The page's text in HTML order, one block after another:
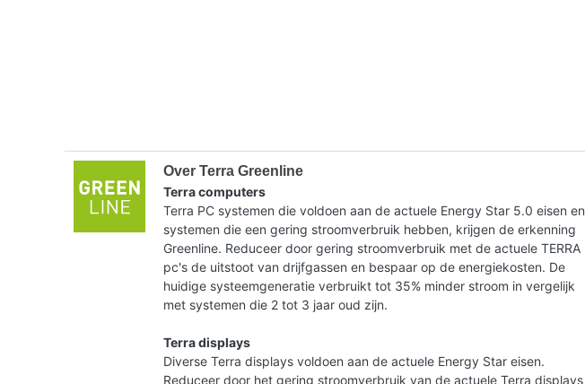
Over Terra Greenline
Terra computers
Terra PC systemen die voldoen aan de actuele Energy Star 5.0 eisen en
systemen die een gering stroomverbruik hebben, krijgen de erkenning
Greenline. Reduceer door gering stroomverbruik met de actuele TERRA
pc's de uitstoot van drijfgassen en bespaar op de energiekosten. De
huidige systeemgeneratie verbruikt tot 35% minder stroom in vergelijk
met systemen die 2 tot 3 jaar oud zijn.
Terra displays
Diverse Terra displays voldoen aan de actuele Energy Star eisen.
Reduceer door het gering stroomverbruik van de actuele Terra displays